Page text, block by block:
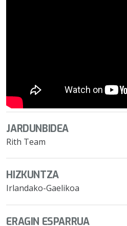
JARDUNBIDEA
Rith Team
HIZKUNTZA
Irlandako-Gaelikoa
ERAGIN ESPARRUA